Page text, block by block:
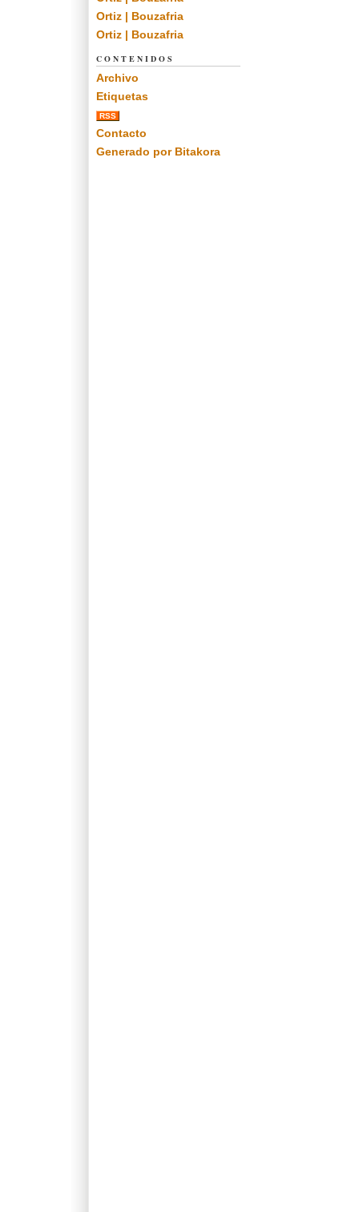
Ortiz | Bouzafria
Ortiz | Bouzafria
CONTENIDOS
Archivo
Etiquetas
RSS
Contacto
Generado por Bitakora